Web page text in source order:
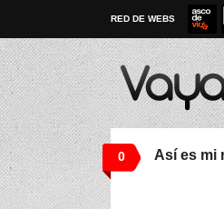
RED DE WEBS
0 Así es mi